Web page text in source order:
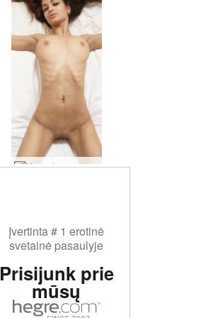
Mercedes mažasis leopardas #34
Įvertinta # 1 erotinė
svetainė pasaulyje
Prisijunk prie
mūsų